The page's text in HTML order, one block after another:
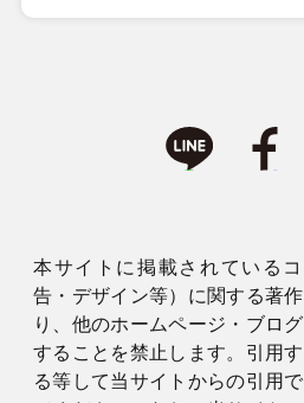
本サイトに掲載されている
告・デザイン等）に関する著
り、他のホームページ・ブロ
することを禁止します。引用
る等して当サイトからの引用